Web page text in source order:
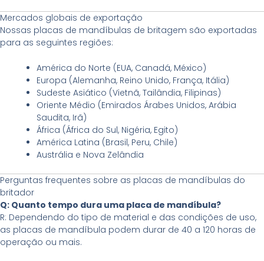
Mercados globais de exportação
Nossas placas de mandíbulas de britagem são exportadas
para as seguintes regiões:
América do Norte (EUA, Canadá, México)
Europa (Alemanha, Reino Unido, França, Itália)
Sudeste Asiático (Vietnã, Tailândia, Filipinas)
Oriente Médio (Emirados Árabes Unidos, Arábia
Saudita, Irã)
África (África do Sul, Nigéria, Egito)
América Latina (Brasil, Peru, Chile)
Austrália e Nova Zelândia
Perguntas frequentes sobre as placas de mandíbulas do
britador
Q: Quanto tempo dura uma placa de mandíbula?
R: Dependendo do tipo de material e das condições de uso,
as placas de mandíbula podem durar de 40 a 120 horas de
operação ou mais.